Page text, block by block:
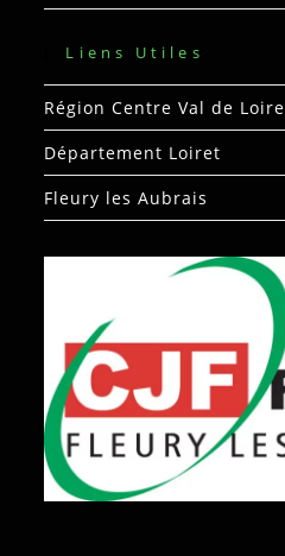
Liens Utiles
Région Centre Val de Loire
Département Loiret
Fleury les Aubrais